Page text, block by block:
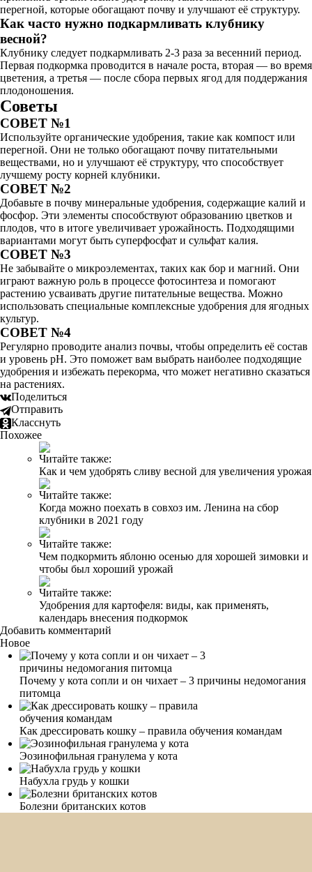
перегной, которые обогащают почву и улучшают её структуру.
Как часто нужно подкармливать клубнику
весной?
Клубнику следует подкармливать 2-3 раза за весенний период.
Первая подкормка проводится в начале роста, вторая — во время
цветения, а третья — после сбора первых ягод для поддержания
плодоношения.
Советы
СОВЕТ №1
Используйте органические удобрения, такие как компост или
перегной. Они не только обогащают почву питательными
веществами, но и улучшают её структуру, что способствует
лучшему росту корней клубники.
СОВЕТ №2
Добавьте в почву минеральные удобрения, содержащие калий и
фосфор. Эти элементы способствуют образованию цветков и
плодов, что в итоге увеличивает урожайность. Подходящими
вариантами могут быть суперфосфат и сульфат калия.
СОВЕТ №3
Не забывайте о микроэлементах, таких как бор и магний. Они
играют важную роль в процессе фотосинтеза и помогают
растению усваивать другие питательные вещества. Можно
использовать специальные комплексные удобрения для ягодных
культур.
СОВЕТ №4
Регулярно проводите анализ почвы, чтобы определить её состав
и уровень pH. Это поможет вам выбрать наиболее подходящие
удобрения и избежать перекорма, что может негативно сказаться
на растениях.
Поделиться
Отправить
Класснуть
Похожее
Читайте также:
Как и чем удобрять сливу весной для увеличения урожая
Читайте также:
Когда можно поехать в совхоз им. Ленина на сбор
клубники в 2021 году
Читайте также:
Чем подкормить яблоню осенью для хорошей зимовки и
чтобы был хороший урожай
Читайте также:
Удобрения для картофеля: виды, как применять,
календарь внесения подкормок
Добавить комментарий
Новое
Почему у кота сопли и он чихает – 3 причины недомогания
питомца
Как дрессировать кошку – правила обучения командам
Эозинофильная гранулема у кота
Набухла грудь у кошки
Болезни британских котов